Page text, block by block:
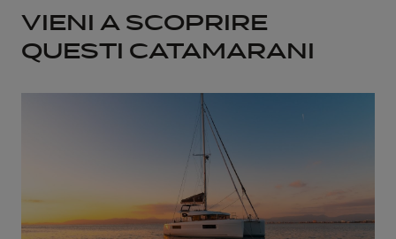
VIENI A SCOPRIRE
QUESTI CATAMARANI